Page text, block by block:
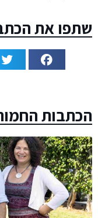
שתפו את
הכתבות